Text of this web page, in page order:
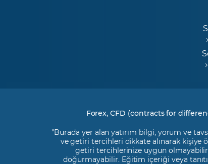
Forex, CFD (contracts for
"Burada yer alan yatırım bilgi, yorum ve
ve getiri tercihleri dikkate alınarak kişiye
getiri tercihlerinize uygun
doğurmayabilir. Eğitim içeriği veya